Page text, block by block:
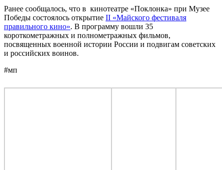
Ранее сообщалось, что в кинотеатре «Поклонка» при Музее
Победы состоялось открытие II «Майского фестиваля
правильного кино». В программу вошли 35
короткометражных и полнометражных фильмов,
посвященных военной истории России и подвигам советских
и российских воинов.
#мп